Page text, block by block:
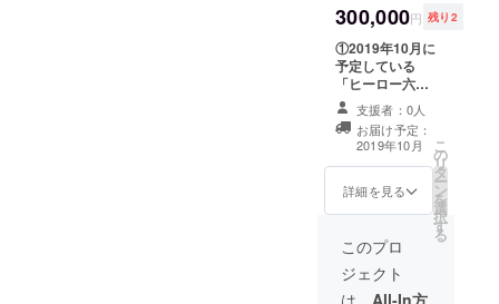
（弁護士
法・公認会
計士法・税
理士法・行
政書士法・
司法書士
が、変更の可能
性があります。
交通費や滞在費
などはご参加者
様のご負担でお
願いいたしま
す。また、自由
席ですので立ち
見の可能性があ
法」の作成に携
わった高校生か
ら感謝状をお送
りいたします。
④10月6日
（日）、慶應義
塾大学三田キャ
ンパス内で開催
予定の「ヒー
果発表会にて前
列座席（5列目ま
たします（最大2
名様）。午後1時
からを予定して
表を希望者しな
い場合は、その
旨を備考欄にご
記載ください。
・所属や肩書な
どを備考欄に記
入いただけれ
ば、それらも含
めて発表いたし
ロー六法」をお
送り（郵送）い
③「ヒーロー六
法」の作成に携
わった高校生か
ら感謝状をお送
300,000円 残り2
①2019年10月に
予定している
「ヒーロー六
法」の成果発表
会で、何かしら
の形でお名前を
発表いたしま
す。 【支援時、
必ず備考欄に発
さい】 ・発表を
希望者しない場
合は、その旨を
備考欄にご記載
支援者：0人
お届け予定：
2019年10月
詳細を見る
こ
の
リ
タ
ー
ン
を
選
択
す
る
このプロ
ジェクト